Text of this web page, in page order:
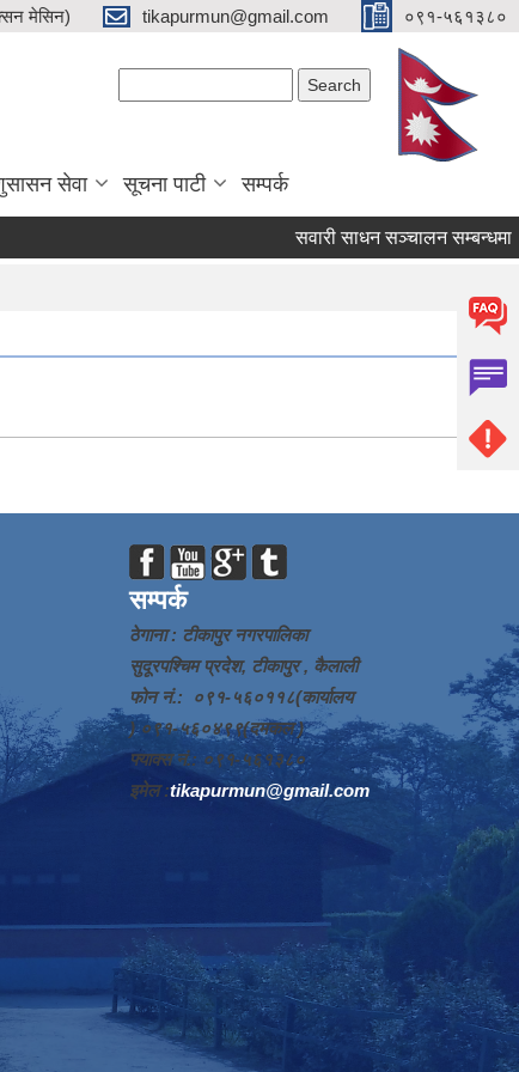
मेसिन) tikapurmun@gmail.com ०९१-५६१३८०
सेवा सूचना पाटी सम्पर्क
सवारी साधन सञ्चालन सम्बन्धमा ।
सम्पर्क
ठेगाना : टीकापुर नगरपालिका
सुदूरपश्चिम प्रदेश, टीकापुर , कैलाली
फोन नं.: ०९१-५६०११८(कार्यालय
) ०९१-५६०४९९(दमकल )
फ्याक्स नं.: ०९१-५६१३८०
इमेल :tikapurmun@gmail.com